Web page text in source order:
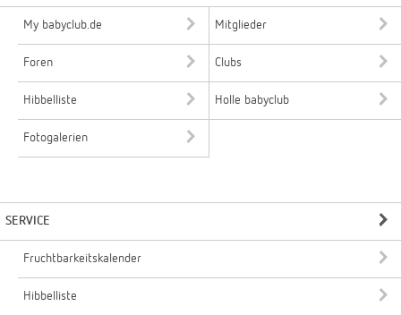
My babyclub.de Mitglieder
Foren Clubs
Hibbelliste Holle babyclub
Fotogalerien
SERVICE
Fruchtbarkeitskalender
Hibbelliste